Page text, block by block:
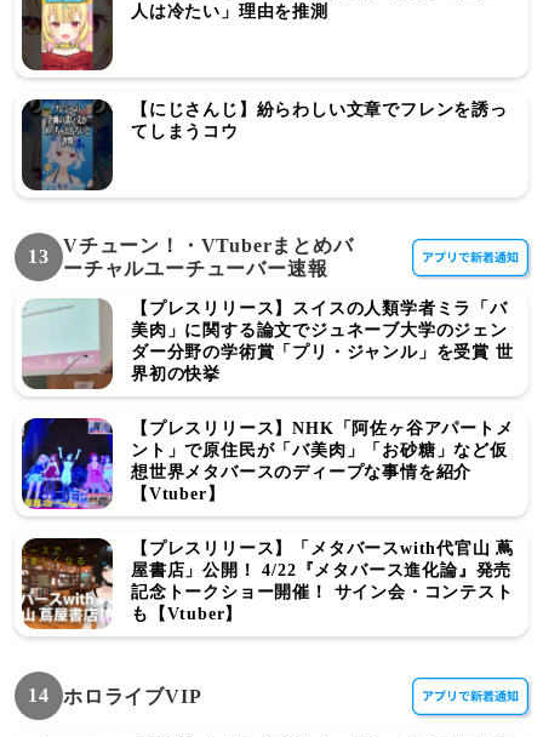
人は冷たい」理由を推測
【にじさんじ】紛らわしい文章でフレンを誘っ
てしまうコウ
13
Vチューン！・VTuberまとめバ
ーチャルユーチューバー速報
【プレスリリース】スイスの人類学者ミラ「バ
美肉」に関する論文でジュネーブ大学のジェン
ダー分野の学術賞「プリ・ジャンル」を受賞 世
界初の快挙
【プレスリリース】NHK「阿佐ヶ谷アパートメ
ント」で原住民が「バ美肉」「お砂糖」など仮
想世界メタバースのディープな事情を紹介
【Vtuber】
【プレスリリース】「メタバースwith代官山 蔦
屋書店」公開！ 4/22『メタバース進化論』発売
記念トークショー開催！ サイン会・コンテスト
も【Vtuber】
14 ホロライブVIP